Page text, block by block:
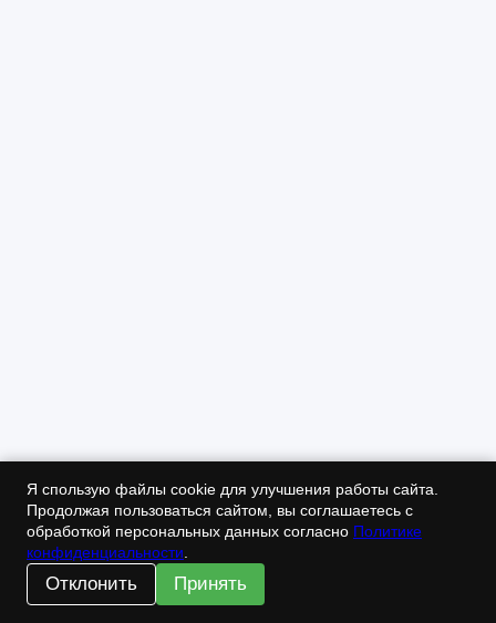
Я спользую файлы cookie для улучшения работы сайта.
Продолжая пользоваться сайтом, вы соглашаетесь с
обработкой персональных данных согласно Политике
конфиденциальности
Отклонить Принять